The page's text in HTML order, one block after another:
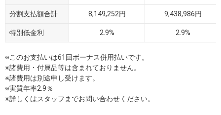
分割支払額合計 8,149,252円 9,438,986円
特別低金利 2.9% 2.9%
※このお支払いは61回ボーナス併用払いです。
※諸費用・付属品等は含まれておりません。
※諸費用は別途申し受けます。
※実質年率2.9％
※詳しくはスタッフまでお問い合わせください。